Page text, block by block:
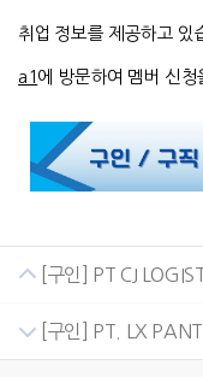
취업 정보를 제공하고 있
a1 에 방문하여 멤버 신청
[구인] PT CJ
[구인] PT. LX